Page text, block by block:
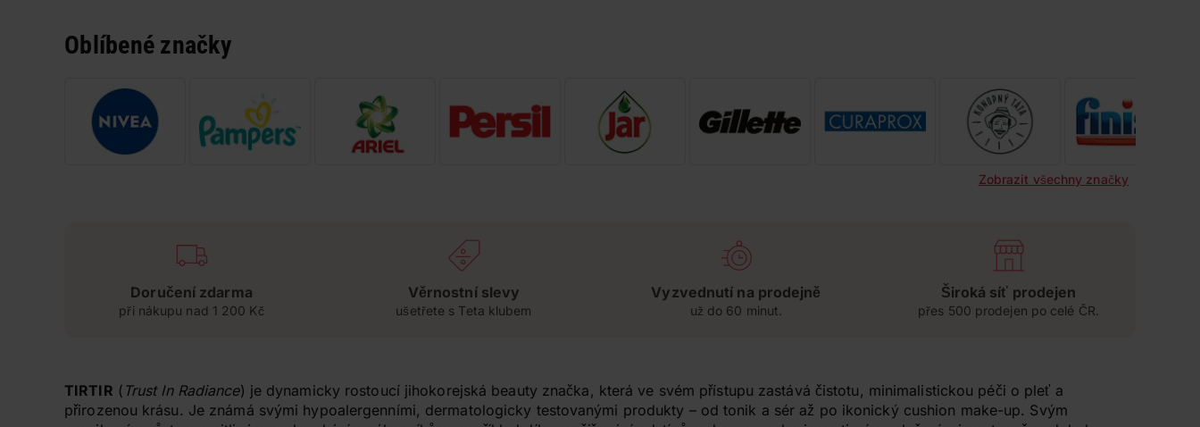
Oblíbené značky
Zobrazit všechny značky
Doručení zdarma
při nákupu nad 1 200 Kč
Věrnostní slevy
ušetřete s Teta klubem
Vyzvednutí na prodejně
už do 60 minut.
Široká síť prodejen
přes 500 prodejen po celé ČR.
TIRTIR ( Trust In Radiance) je dynamicky rostoucí jihokorejská beauty značka, která ve svém přístupu zastává čistotu, minimalistickou péči o pleť a
přirozenou krásu. Je známá svými hypoalergenními, dermatologicky testovanými produkty – od tonik a sér až po ikonický cushion make-up. Svým